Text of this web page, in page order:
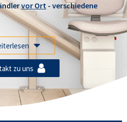
vor Ort - verschiedene
zu uns